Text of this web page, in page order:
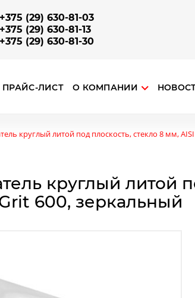
+375 (29) 630-81-03
+375 (29) 630-81-13
+375 (29) 630-81-30
ПРАЙС-ЛИСТ О КОМПАНИИ
круглый литой под плоскость, стекло 8 мм,
круглый литой
600, зеркальный